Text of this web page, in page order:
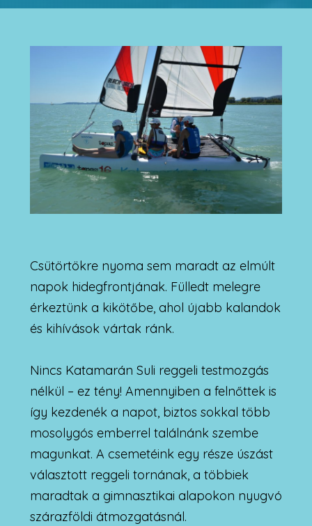
Csütörtökre nyoma sem maradt az elmúlt
napok hidegfrontjának. Fülledt melegre
érkeztünk a kikötőbe, ahol újabb kalandok
és kihívások vártak ránk.
Nincs Katamarán Suli reggeli testmozgás
nélkül – ez tény! Amennyiben a felnőttek is
így kezdenék a napot, biztos sokkal több
mosolygós emberrel találnánk szembe
magunkat. A csemetéink egy része úszást
választott reggeli tornának, a többiek
maradtak a gimnasztikai alapokon nyugvó
szárazföldi átmozgatásnál.